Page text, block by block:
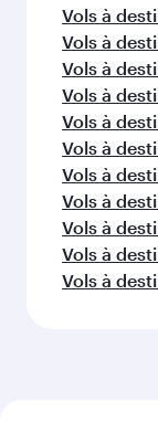
Vols à
Vols à
Vols à
Vols à
Vols à
Vols à
Vols à
Vols à
Vols à
Vols à
Vols à